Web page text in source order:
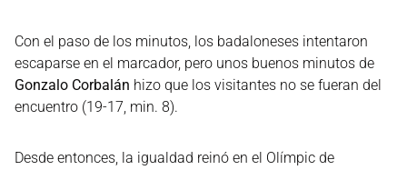
Con el paso de los minutos, los badaloneses intentaron
escaparse en el marcador, pero unos buenos minutos de
Gonzalo Corbalán hizo que los visitantes no se fueran del
encuentro (19-17, min. 8).
Desde entonces, la igualdad reinó en el Olímpic de